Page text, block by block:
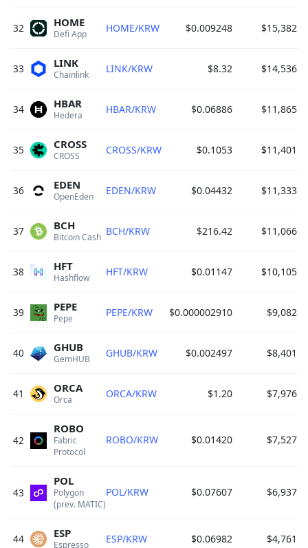
32 Defi App
HOME HOME/KRW $0.009248 $15,382
33 Chainlink
LINK LINK/KRW $8.32 $14,536
34 Hedera
HBAR HBAR/KRW $0.06886 $11,865
35 CROSS
CROSS CROSS/KRW $0.1053 $11,401
36 OpenEden
EDEN EDEN/KRW $0.04432 $11,333
37 Bitcoin Cash
BCH BCH/KRW $216.42 $11,066
38 Hashflow
HFT HFT/KRW $0.01147 $10,105
39 Pepe
PEPE PEPE/KRW $0.000002910 $9,082
40 GemHUB
GHUB GHUB/KRW $0.002497 $8,401
41 Orca
ORCA ORCA/KRW $1.20 $7,976
42
Fabric
Protocol
ROBO
ROBO/KRW $0.01420 $7,527
43
Polygon
(prev. MATIC)
POL
POL/KRW $0.07607 $6,937
44 Espresso
ESP ESP/KRW $0.06982 $4,761